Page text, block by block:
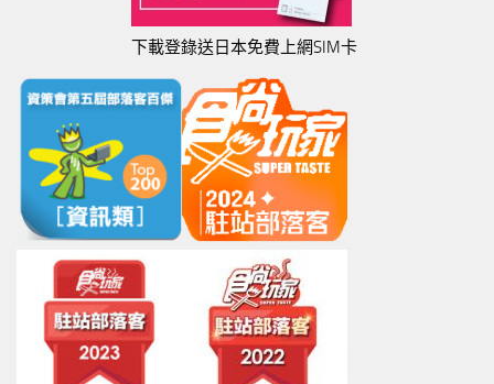
下載登錄送日本免費上網SIM卡